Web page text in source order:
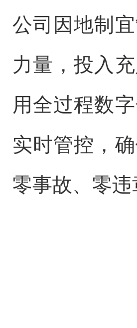
公司因地制
力量，投入
用全过程数
实时管控，
零事故、零违